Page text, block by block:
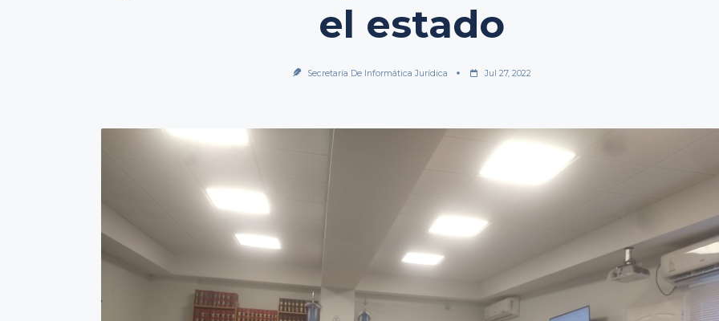
el estado
Secretaría De Informática Jurídica Jul 27, 2022